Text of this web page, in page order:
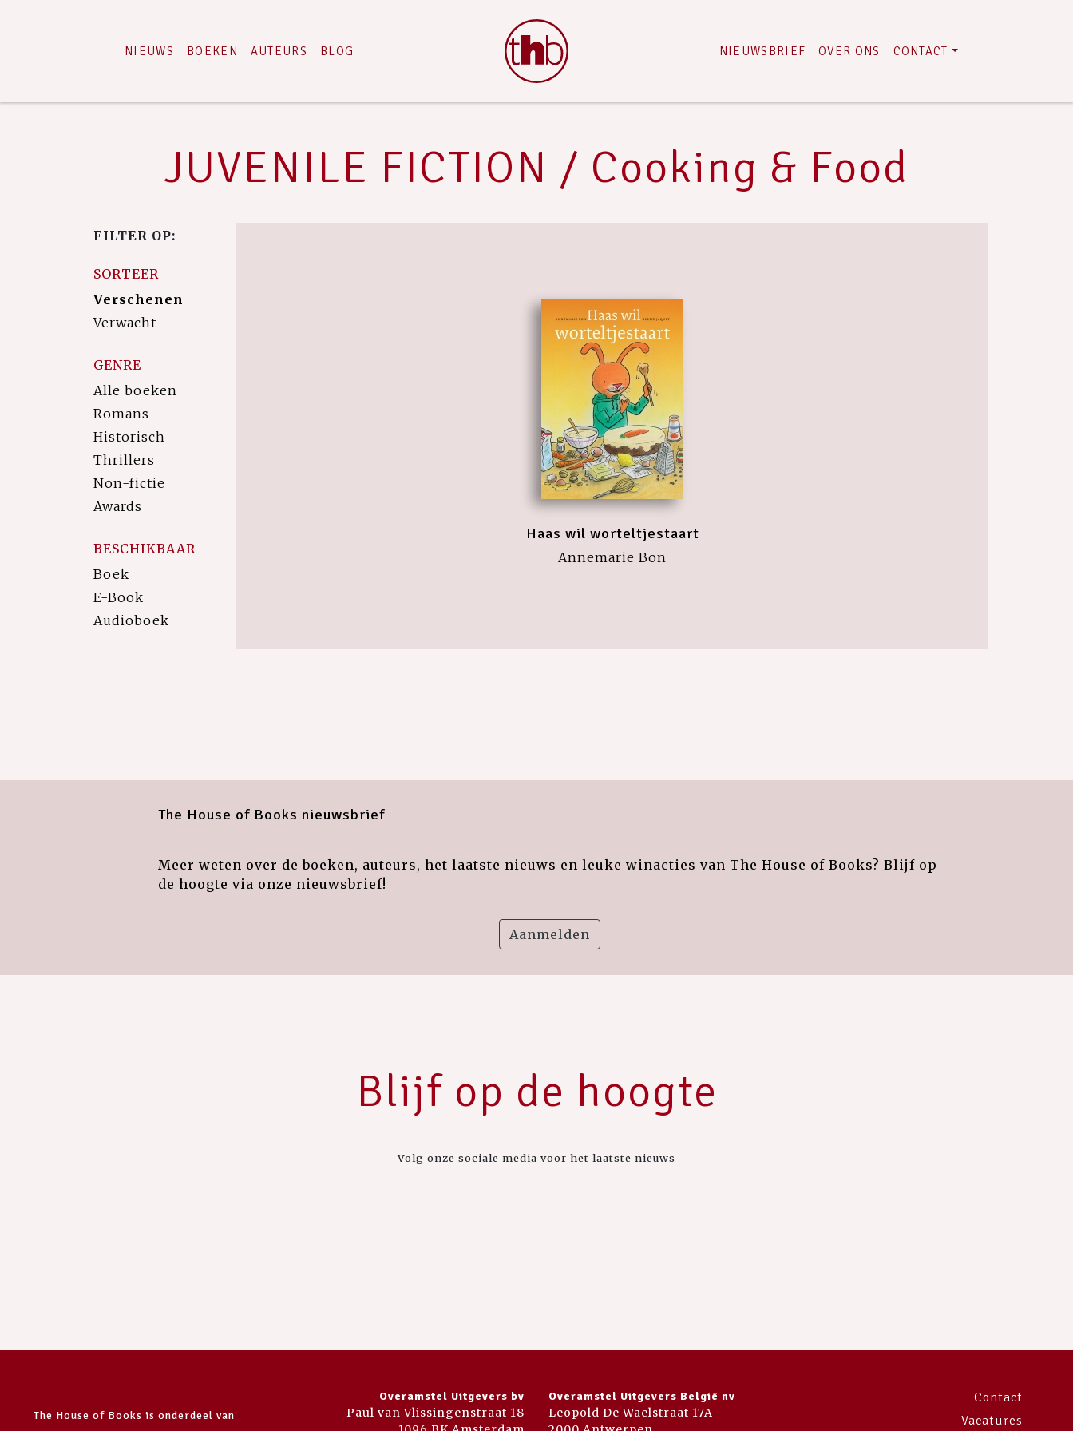
NIEUWS BOEKEN AUTEURS BLOG NIEUWSBRIEF OVER ONS CONTACT
JUVENILE FICTION / Cooking & Food
FILTER OP:
SORTEER
Verschenen
Verwacht
GENRE
Alle boeken
Romans
Historisch
Thrillers
Non-fictie
Awards
BESCHIKBAAR
Boek
E-Book
Audioboek
Haas wil worteltjestaart
Annemarie Bon
The House of Books nieuwsbrief
Meer weten over de boeken, auteurs, het laatste nieuws en leuke winacties van The House of Books? Blijf op
de hoogte via onze nieuwsbrief!
Aanmelden
Blijf op de hoogte
Volg onze sociale media voor het laatste nieuws
The House of Books is onderdeel van
Overamstel Uitgevers bv
Paul van Vlissingenstraat 18
Overamstel Uitgevers België nv
Leopold De Waelstraat 17A
Contact
Vacatures